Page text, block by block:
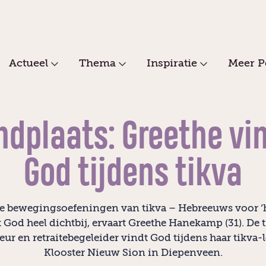
Actueel Thema Inspiratie Meer
Greethe
God tijdens tikva
bewegingsoefeningen van tikva – Hebreeuws voor
heel dichtbij, ervaart Greethe Hanekamp (31). De
en retraitebegeleider vindt God tijdens haar tikva-
Klooster Nieuw Sion in Diepenveen.